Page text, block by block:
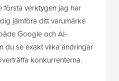
första verktygen jag har
jämföra ditt varumärke
Google och AI-
du se exakt vilka ändringar
konkurrenterna.